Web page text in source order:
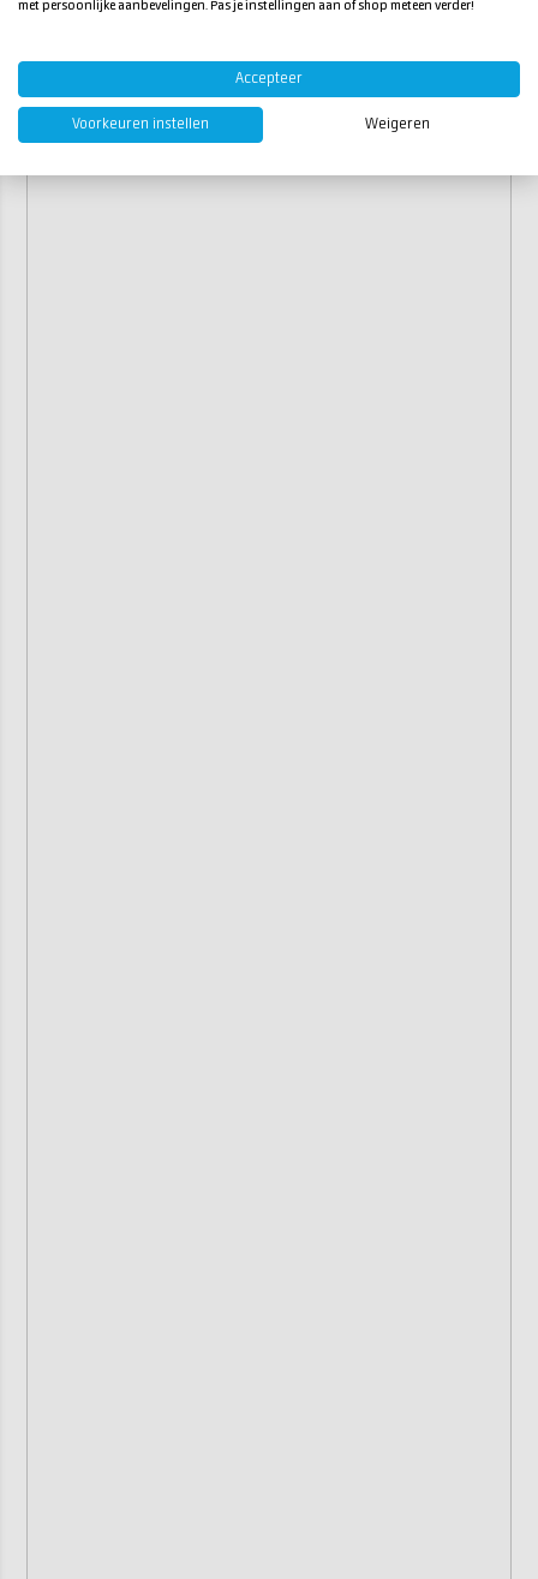
met persoonlijke aanbevelingen. Pas je instellingen aan of shop meteen verder!
Accepteer
Voorkeuren instellen Weigeren